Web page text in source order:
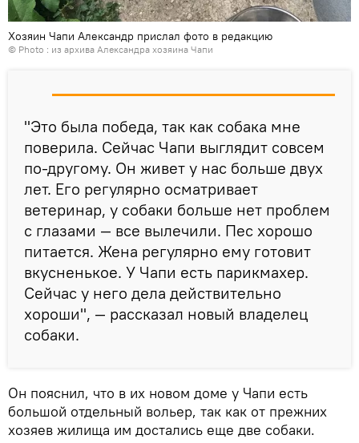
Хозяин Чапи Александр прислал фото в редакцию
© Photo : из архива Александра хозяина Чапи
"Это была победа, так как собака мне
поверила. Сейчас Чапи выглядит совсем
по-другому. Он живет у нас больше двух
лет. Его регулярно осматривает
ветеринар, у собаки больше нет проблем
с глазами — все вылечили. Пес хорошо
питается. Жена регулярно ему готовит
вкусненькое. У Чапи есть парикмахер.
Сейчас у него дела действительно
хороши", — рассказал новый владелец
собаки.
Он пояснил, что в их новом доме у Чапи есть
большой отдельный вольер, так как от прежних
хозяев жилища им достались еще две собаки.